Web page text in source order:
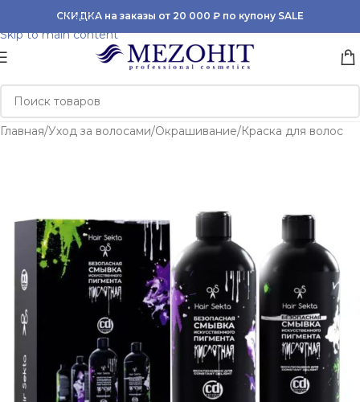
Skip to navigation
Skip to main content
СКИДКА на заказы от 20 000 ₽ по купону SALE
Главная/Уход за волосами/Окрашивание/Краска для волос